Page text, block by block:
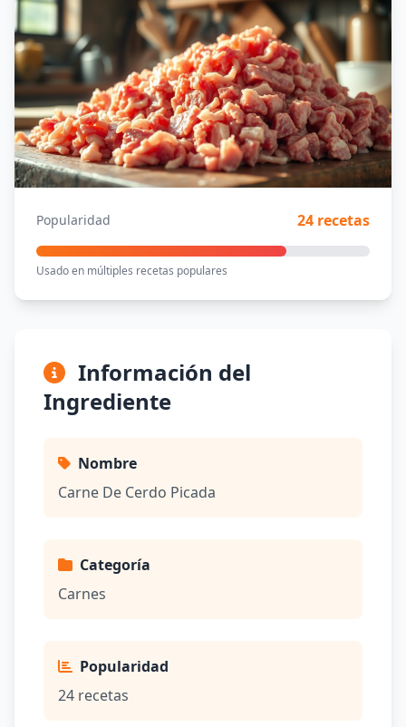
Popularidad 24 recetas
Usado en múltiples recetas populares
Información del
Ingrediente
Nombre
Carne De Cerdo Picada
Categoría
Carnes
Popularidad
24 recetas